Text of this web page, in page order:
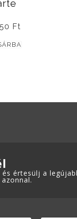
Ft
értesülj a